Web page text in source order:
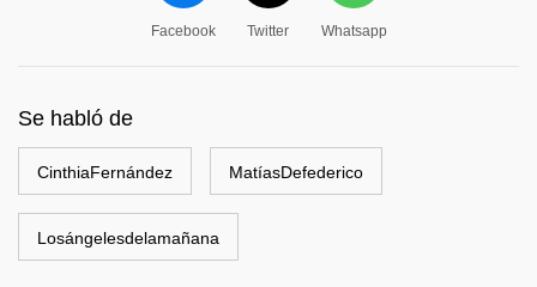
Facebook Twitter Whatsapp
Se habló de
CinthiaFernández MatíasDefederico
Losángelesdelamañana